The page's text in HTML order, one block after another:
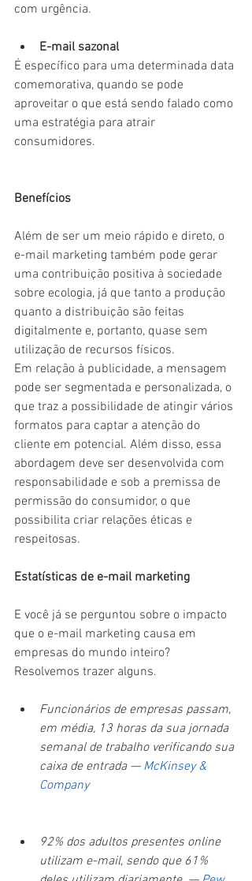
com urgência.
E-mail sazonal
É específico para uma determinada data
comemorativa, quando se pode
aproveitar o que está sendo falado como
uma estratégia para atrair
consumidores.
Benefícios
Além de ser um meio rápido e direto, o
e-mail marketing também pode gerar
uma contribuição positiva à sociedade
sobre ecologia, já que tanto a produção
quanto a distribuição são feitas
digitalmente e, portanto, quase sem
utilização de recursos físicos.
Em relação à publicidade, a mensagem
pode ser segmentada e personalizada, o
que traz a possibilidade de atingir vários
formatos para captar a atenção do
cliente em potencial. Além disso, essa
abordagem deve ser desenvolvida com
responsabilidade e sob a premissa de
permissão do consumidor, o que
possibilita criar relações éticas e
respeitosas.
Estatísticas de e-mail marketing
E você já se perguntou sobre o impacto
que o e-mail marketing causa em
empresas do mundo inteiro?
Resolvemos trazer alguns.
Funcionários de empresas passam,
em média, 13 horas da sua jornada
semanal de trabalho verificando sua
caixa de entrada — McKinsey &
Company
92% dos adultos presentes online
utilizam e-mail, sendo que 61%